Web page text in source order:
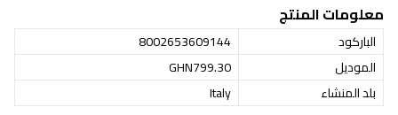
معلومات المنتج
الباركود
8002653609144
الموديل
GHN799.30
بلد المنشاء
Italy